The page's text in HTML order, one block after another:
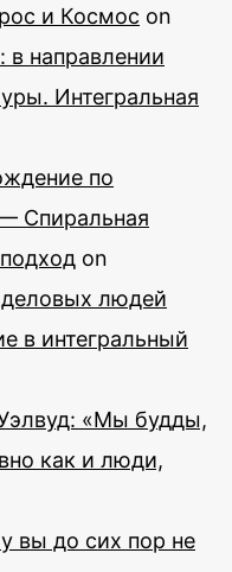
и Космос on
направлении
Интегральная
по
Спиральная
on
людей
в интегральный
«Мы будды,
как и люди,
вы до сих пор не